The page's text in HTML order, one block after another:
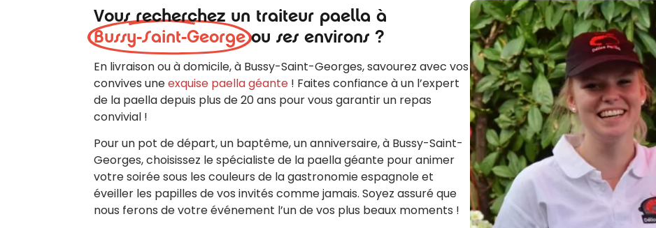
Vous recherchez un traiteur paella à
Bussy-Saint-George ou ses environs ?
En livraison ou à domicile, à Bussy-Saint-Georges, savourez avec vos
convives uneexquise paella géante ! Faites confiance à un l’expert
de la paella depuis plus de 20 ans pour vous garantir un repas
convivial !
Pour un pot de départ, un baptême, un anniversaire, à Bussy-Saint-
Georges, choisissez le spécialiste de la paella géante pour animer
votre soirée sous les couleurs de la gastronomie espagnole et
éveiller les papilles de vos invités comme jamais. Soyez assuré que
nous ferons de votre événement l’un de vos plus beaux moments !